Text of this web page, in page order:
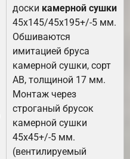
доски камерной сушки
45х145/45х195+/-5 мм.
Обшиваются
имитацией бруса
камерной сушки, сорт
АВ, толщиной 17 мм.
Монтаж через
строганый брусок
камерной сушки
45х45+/-5 мм.
(вентилируемый